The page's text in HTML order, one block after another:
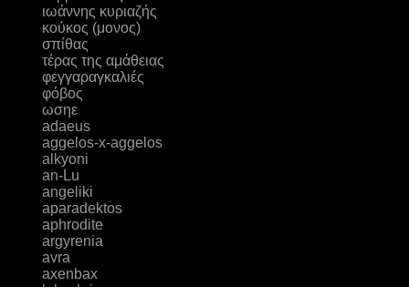
ιωάννης κυριαζής
κούκος (μονος)
σπίθας
τέρας της αμάθειας
φεγγαραγκαλιές
φόβος
ωσηε
adaeus
aggelos-x-aggelos
alkyoni
an-Lu
angeliki
aparadektos
aphrodite
argyrenia
avra
axenbax